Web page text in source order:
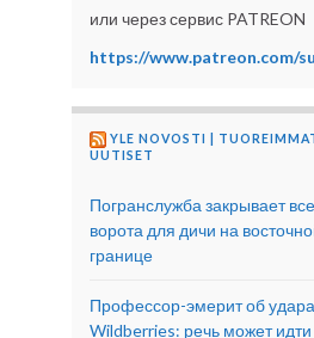
или через сервис PATREON
https://www.patreon.com/
YLE NOVOSTI |
UUTISET
Погранслужба закрывает все
ворота для дичи на
границе
Профессор-эмерит об
Wildberries: речь может идти